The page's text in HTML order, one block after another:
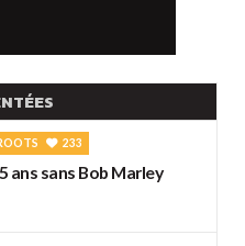
233
ans sans Bob Marley